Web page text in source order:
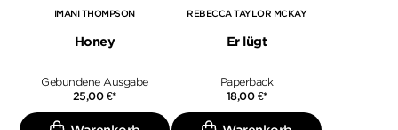
IMANI THOMPSON
Honey
Gebundene Ausgabe
25,00 €*
REBECCA TAYLOR MCKAY
Er lügt
Paperback
18,00 €*